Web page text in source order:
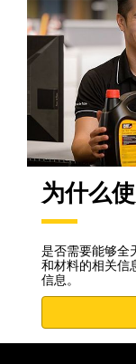
为什么
是否需要能够全
和材料的相关
信息。